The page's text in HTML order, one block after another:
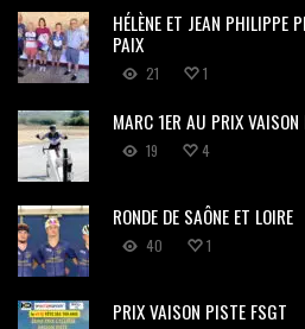
HÉLÈNE ET JEAN PHILIPPE
PAIX
21 1
MARC 1ER AU PRIX
19 4
RONDE DE SAÔNE ET LOIRE
40 1
PRIX VAISON PISTE FSGT